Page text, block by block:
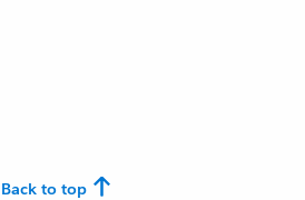
Back to top